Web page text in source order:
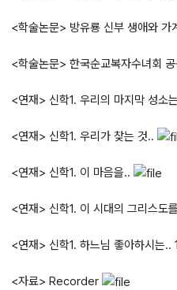
<학술논문> 방유룡 신부 생애와
<학술논문> 한국순교복자수녀회
<연재> 신학1. 우리의 마지막 성소
<연재> 신학1. 우리가 찾는 것..
<연재> 신학1. 이 마음을..
<연재> 신학1. 이 시대의 그리스도를
<연재> 신학1. 하느님 좋아하시는.. 1
<자료> Recorder